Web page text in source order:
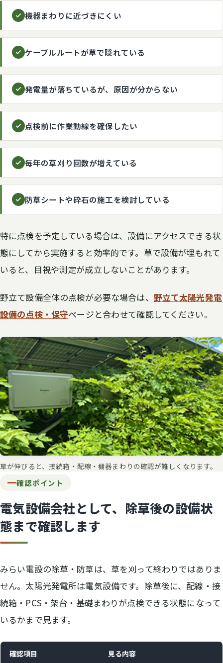
機器まわりに近づきにくい
ケーブルルートが草で隠れている
発電量が落ちているが、原因が分からない
点検前に作業動線を確保したい
毎年の草刈り回数が増えている
防草シートや砕石の施工を検討している
特に点検を予定している場合は、設備にアクセスできる状
態にしてから実施すると効率的です。草で設備が埋もれて
いると、目視や測定が成立しないことがあります。
野立て設備全体の点検が必要な場合は、 野立て太陽光発電
設備の点検・保守ページと合わせて確認してください。
草が伸びると、接続箱・配線・機器まわりの確認が難しくなります。
確認ポイント
電気設備会社として、除草後の設備状
態まで確認します
みらい電設の除草・防草は、草を刈って終わりではありま
せん。太陽光発電所は電気設備です。除草後に、配線・接
続箱・PCS・架台・基礎まわりが点検できる状態になって
いるかまで見ます。
確認項目 見る内容